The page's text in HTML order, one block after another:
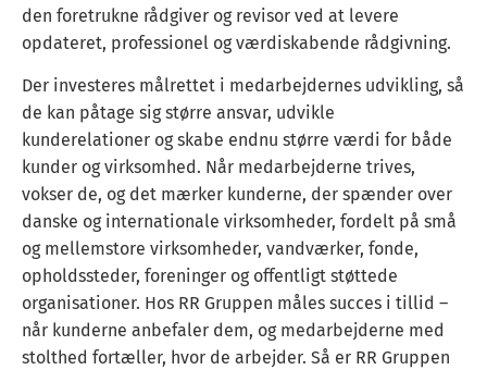
den foretrukne rådgiver og revisor ved at levere
opdateret, professionel og værdiskabende rådgivning.
Der investeres målrettet i medarbejdernes udvikling, så
de kan påtage sig større ansvar, udvikle
kunderelationer og skabe endnu større værdi for både
kunder og virksomhed. Når medarbejderne trives,
vokser de, og det mærker kunderne, der spænder over
danske og internationale virksomheder, fordelt på små
og mellemstore virksomheder, vandværker, fonde,
opholdssteder, foreninger og offentligt støttede
organisationer. Hos RR Gruppen måles succes i tillid –
når kunderne anbefaler dem, og medarbejderne med
stolthed fortæller, hvor de arbejder. Så er RR Gruppen